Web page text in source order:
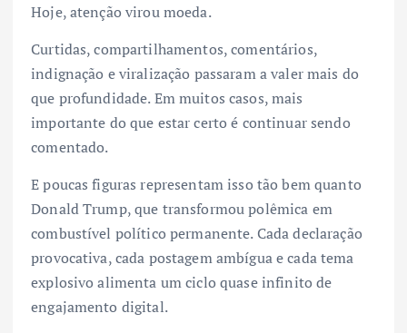
Hoje, atenção virou moeda.
Curtidas, compartilhamentos, comentários,
indignação e viralização passaram a valer mais do
que profundidade. Em muitos casos, mais
importante do que estar certo é continuar sendo
comentado.
E poucas figuras representam isso tão bem quanto
Donald Trump, que transformou polêmica em
combustível político permanente. Cada declaração
provocativa, cada postagem ambígua e cada tema
explosivo alimenta um ciclo quase infinito de
engajamento digital.